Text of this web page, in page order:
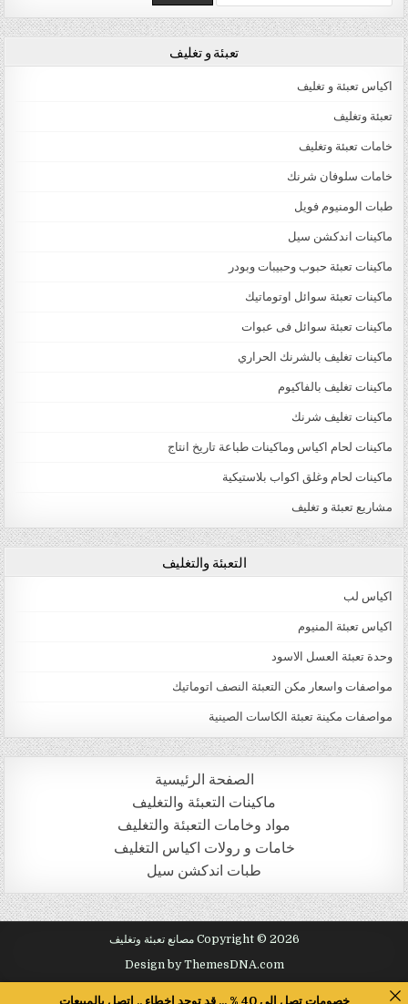
تعبئة و تغليف
اكياس تعبئة و تغليف
تعبئة وتغليف
خامات تعبئة وتغليف
خامات سلوفان شرنك
طبات الومنيوم فويل
ماكينات اندكشن سيل
ماكينات تعبئة حبوب وحبيبات وبودر
ماكينات تعبئة سوائل اوتوماتيك
ماكينات تعبئة سوائل فى عبوات
ماكينات تغليف بالشرنك الحراري
ماكينات تغليف بالفاكيوم
ماكينات تغليف شرنك
ماكينات لحام اكياس وماكينات طباعة تاريخ انتاج
ماكينات لحام وغلق اكواب بلاستيكية
مشاريع تعبئة و تغليف
التعبئة والتغليف
اكياس لب
اكياس تعبئة المنيوم
وحدة تعبئة العسل الاسود
مواصفات واسعار مكن التعبئة النصف اتوماتيك
مواصفات مكينة تعبئة الكاسات الصينية
الصفحة الرئيسية
ماكينات التعبئة والتغليف
مواد وخامات التعبئة والتغليف
خامات و رولات اكياس التغليف
طبات اندكشن سيل
Copyright © 2026 مصانع تعبئة وتغليف
Design by ThemesDNA.com
خصومات تصل الى 40 % ... قد توجد اخطاء .. اتصل بالمبيعات